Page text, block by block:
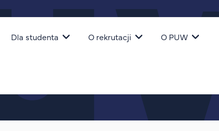
Dla studenta O rekrutacji O PUW